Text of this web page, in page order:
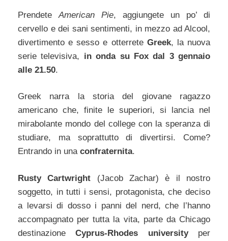
Prendete American Pie, aggiungete un po’ di
cervello e dei sani sentimenti, in mezzo ad Alcool,
divertimento e sesso e otterrete Greek, la nuova
serie televisiva, in onda su Fox dal 3 gennaio
alle 21.50.
Greek narra la storia del giovane ragazzo
americano che, finite le superiori, si lancia nel
mirabolante mondo del college con la speranza di
studiare, ma soprattutto di divertirsi. Come?
Entrando in una confraternita.
Rusty Cartwright (Jacob Zachar) è il nostro
soggetto, in tutti i sensi, protagonista, che deciso
a levarsi di dosso i panni del nerd, che l’hanno
accompagnato per tutta la vita, parte da Chicago
destinazioneCyprus-Rhodes universityper